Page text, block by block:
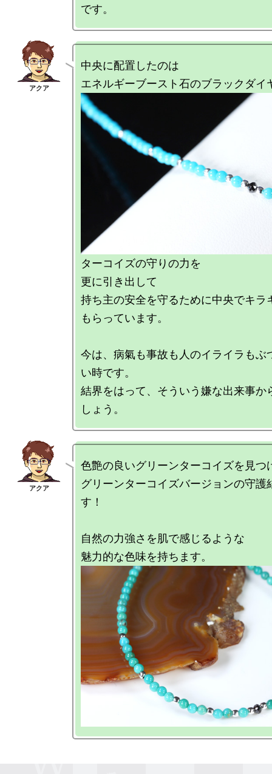
中央に配置したのは
ターコイズの守りの力を
更に引き出して
持ち主の安全を守るために中央でキラ
もらっています。
今は、病氣も事故も人のイライラもぶ
い時です。
結界をはって、そういう嫌な出来事か
色艶の良いグリーンターコイズを見つ
グリーンターコイズバージョンの守護
す！
自然の力強さを肌で感じるような